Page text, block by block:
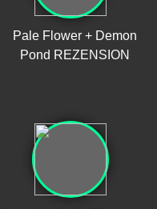
Pale Flower + Demon
Pond REZENSION